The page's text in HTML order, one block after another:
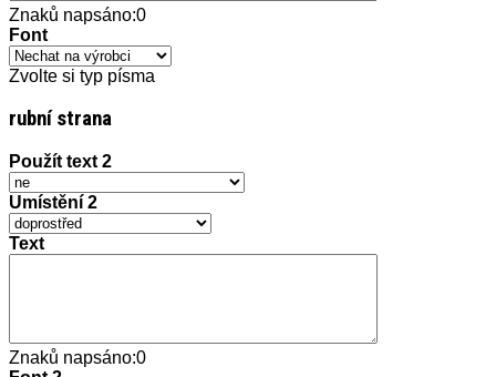
Znaků napsáno:0
Font
Zvolte si typ písma
rubní strana
Použít text 2
Umístění 2
Text
Znaků napsáno:0